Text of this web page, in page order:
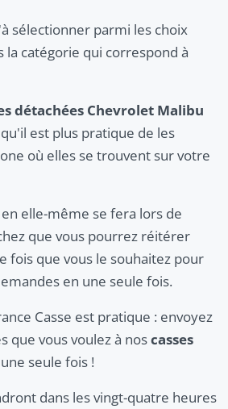
sélectionner parmi les choix
la catégorie qui correspond à
détachées Chevrolet Malibu
est plus pratique de les
où elles se trouvent sur votre
elle-même se fera lors de
que vous pourrez réitérer
fois que vous le souhaitez pour
en une seule fois.
Casse est pratique : envoyez
que vous voulez à noscasses
seule fois !
dans les vingt-quatre heures